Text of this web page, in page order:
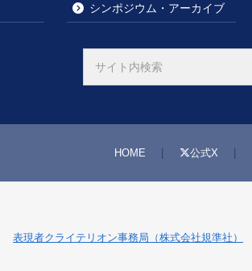
シンポジウム・アーカイブ
HOME 公式X
表現者クライテリオン事務局（株式会社規準社）